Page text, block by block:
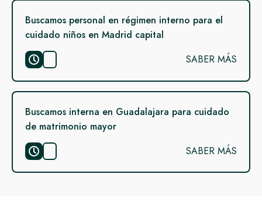
Buscamos personal en régimen interno para el
cuidado niños en Madrid capital
SABER MÁS
Buscamos interna en Guadalajara para cuidado
de matrimonio mayor
SABER MÁS